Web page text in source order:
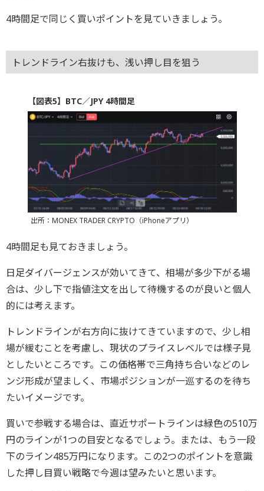
4時間足で同じく買いポイントを見ていきましょう。
トレンドライン右抜けも、浅い押し目を狙う
【図表5】BTC／JPY 4時間足
出所：MONEX TRADER CRYPTO（iPhoneアプリ）
4時間足も見ておきましょう。
日足ダイバージェンスが効いてきて、相場が多少下がる場
合は、少し下で指値注文を出して待機するのが良いと個人
的には考えます。
トレンドラインが右方向に抜けてきていますので、少し相
場が緩むことを考慮し、現状のプライスレベルでは様子見
としたいところです。この価格帯で三角持ち合いなどのレ
ンジ形成が望ましく、市場ポジションが一巡するのを待ち
たいイメージです。
買いで参戦する場合は、直近サポートラインは緑色の510万
円のラインが1つの目安となるでしょう。または、もう一段
下のライン485万円になります。この2つのポイントを意識
した押し目買い戦略で今週は望みたいと思います。